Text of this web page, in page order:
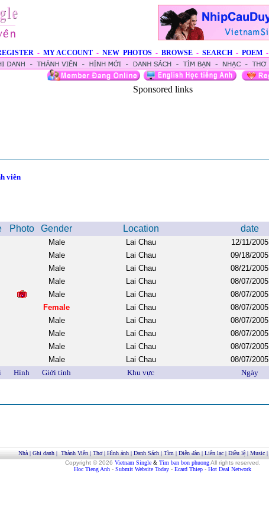
- MY ACCOUNT - NEW PHOTOS - BROWSE - SEARCH - POEM -
Sponsored links
viên
Photo Gender Location date
Male Lai Chau 12/11/2005
Male Lai Chau 09/18/2005
Male Lai Chau 08/21/2005
Male Lai Chau 08/07/2005
Male Lai Chau 08/07/2005
Female Lai Chau 08/07/2005
Male Lai Chau 08/07/2005
Male Lai Chau 08/07/2005
Male Lai Chau 08/07/2005
Male Lai Chau 08/07/2005
Hình Giới tính Khu vực Ngày
Nhà| Ghi danh| Thành Viên| Thơ| Hình ảnh| Danh Sách| Tìm | Diễn đàn| Liên lạc| Điều lệ| Music|
Copyright © 2026 Vietnam Single& Tim ban bon phuong All rights reserved.
Hoc Tieng Anh - Submit Website Today - Ecard Thiep - Hot Deal Network